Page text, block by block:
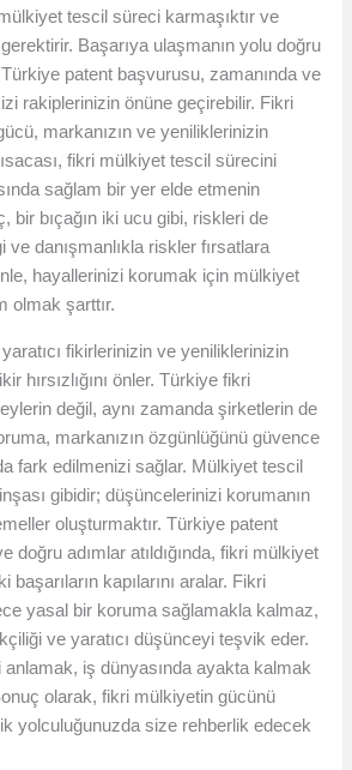
tescil süreci karmaşıktır ve
Başarıya ulaşmanın yolu doğru
patent başvurusu, zamanında ve
rakiplerinizin önüne geçirebilir. Fikri
markanızın ve yeniliklerinizin
fikri mülkiyet tescil sürecini
sağlam bir yer elde etmenin
bir bıçağın iki ucu gibi, riskleri de
ve danışmanlıkla riskler fırsatlara
hayallerinizi korumak için mülkiyet
olmak şarttır.
fikirlerinizin ve yeniliklerinizin
hırsızlığını önler. Türkiye fikri
değil, aynı zamanda şirketlerin de
markanızın özgünlüğünü güvence
fark edilmenizi sağlar. Mülkiyet tescil
gibidir; düşüncelerinizi korumanın
oluşturmaktır. Türkiye patent
doğru adımlar atıldığında, fikri mülkiyet
başarıların kapılarını aralar. Fikri
yasal bir koruma sağlamakla kalmaz,
ve yaratıcı düşünceyi teşvik eder.
anlamak, iş dünyasında ayakta kalmak
olarak, fikri mülkiyetin gücünü
yolculuğunuzda size rehberlik edecek